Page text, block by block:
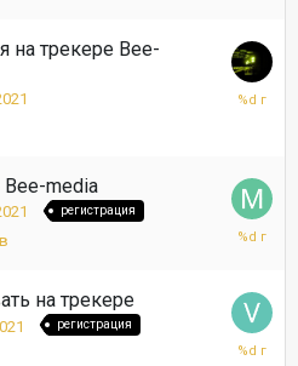
на трекере Bee-
17
Bee-media
регистрация
21
на трекере
регистрация
2